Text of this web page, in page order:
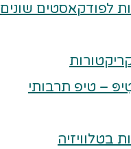
לפודקאסטים שונים
– טיפ תרבותי
בטלוויזיה